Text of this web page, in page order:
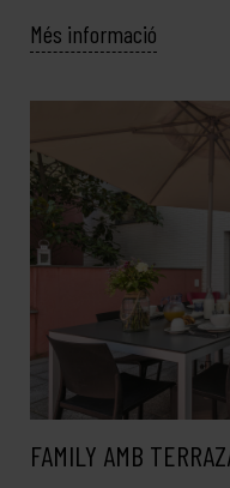
Més informació
FAMILY AMB